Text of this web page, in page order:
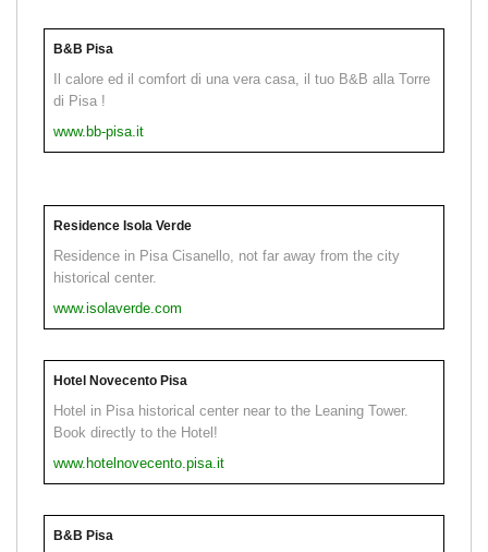
B&B Pisa
Il calore ed il comfort di una vera casa, il tuo B&B alla Torre
di Pisa !
www.bb-pisa.it
Residence Isola Verde
Residence in Pisa Cisanello, not far away from the city
historical center.
www.isolaverde.com
Hotel Novecento Pisa
Hotel in Pisa historical center near to the Leaning Tower.
Book directly to the Hotel!
www.hotelnovecento.pisa.it
B&B Pisa